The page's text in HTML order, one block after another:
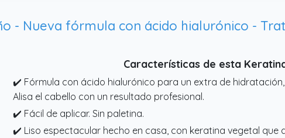
Características de esta
✔️ Fórmula con ácido hialurónico para un extra de
Alisa el cabello con un resultado profesional.
✔️ Fácil de aplicar. Sin paletina.
✔️ Liso espectacular hecho en casa, con keratina vegetal que